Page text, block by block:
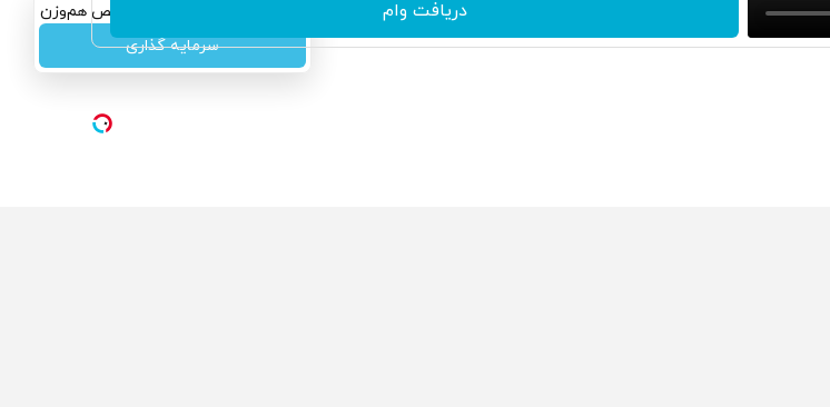
سرمایه‌گذاری همسنگ با شاخص هم‌وزن
سرمایه گذاری
دریافت وام